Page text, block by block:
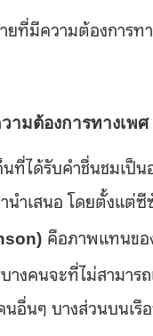
ยที่มีความต้องการท
ามต้องการทางเพศ
นที่ได้รับคำชื่นชมเป็
นำเสนอ โดยตั้งแต่
คือภาพแทนขอ
งคนจะที่ไม่สามาร
อื่นๆ บางส่วนบนเรื